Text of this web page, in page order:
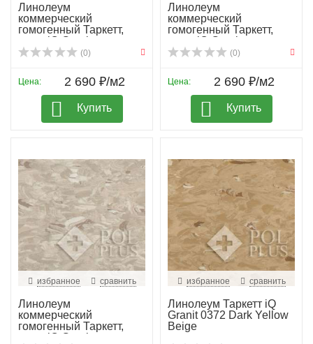
Линолеум
коммерческий
гомогенный Таркетт,
колл. iQ Granit...
(0)
Цена: 2 690 ₽/м2
Купить
Линолеум
коммерческий
гомогенный Таркетт,
колл. iQ Granit...
(0)
Цена: 2 690 ₽/м2
Купить
избранное сравнить
Линолеум
коммерческий
гомогенный Таркетт,
колл. iQ Granit...
избранное сравнить
Линолеум Таркетт iQ
Granit 0372 Dark Yellow
Beige